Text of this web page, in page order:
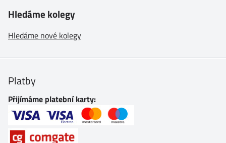
Hledáme kolegy
Hledáme nové kolegy
Platby
Přijímáme platební karty: